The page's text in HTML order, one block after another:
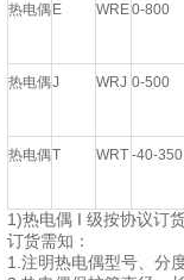
热电偶 E WRE0-800
热电偶J WRJ 0-500
热电偶T WRT -40-350
1)热电偶 I 级按协议订
订货需知：
1.注明热电偶型号、分